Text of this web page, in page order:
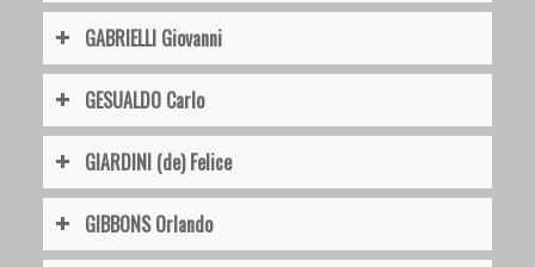
GABRIELLI Giovanni
GESUALDO Carlo
GIARDINI (de) Felice
GIBBONS Orlando